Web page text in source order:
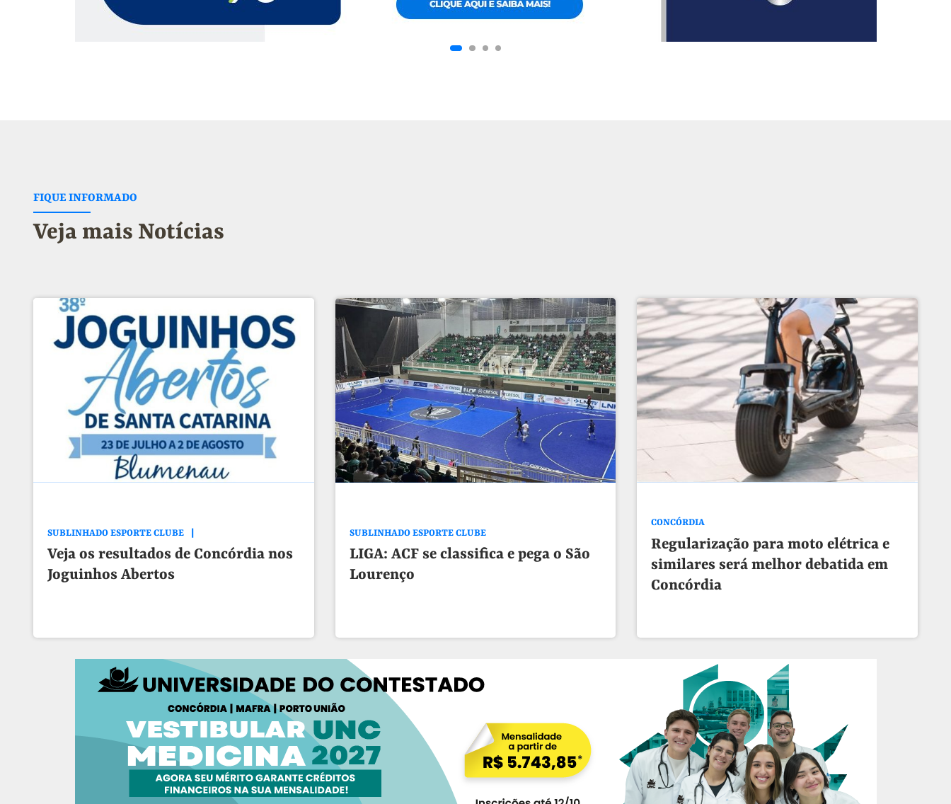
FIQUE INFORMADO
Veja mais Notícias
SUBLINHADO ESPORTE CLUBE
Veja os resultados de Concórdia nos
Joguinhos Abertos
SUBLINHADO ESPORTE CLUBE
LIGA: ACF se classifica e pega o São
Lourenço
CONCÓRDIA
Regularização para moto elétrica e
similares será melhor debatida em
Concórdia